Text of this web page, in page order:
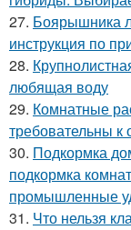
27. Боярышника
инструкция по
28.
любящая воду
29. Комнатные
требовательны
30. Подкормка
подкормка
промышленные
31. Что нельзя